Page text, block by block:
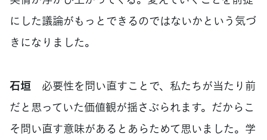
にした議論がもっとできるのではないかという気づ
きになりました。
石垣 必要性を問い直すことで、私たちが当たり前
だと思っていた価値観が揺さぶられます。だからこ
そ問い直す意味があるとあらためて思いました。学